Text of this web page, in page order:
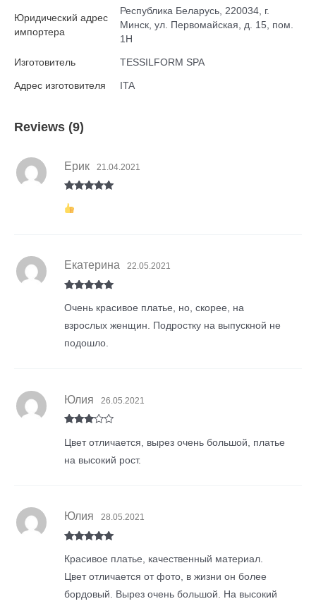
Юридический адрес
импортера
Республика Беларусь, 220034, г.
Минск, ул. Первомайская, д. 15, пом.
1Н
Изготовитель TESSILFORM SPA
Адрес изготовителя ITA
Reviews (9)
of 5
Ерик 21.04.2021
of 5
Екатерина 22.05.2021
Очень красивое платье, но, скорее, на
взрослых женщин. Подростку на выпускной не
подошло.
out of
Юлия 26.05.2021
Цвет отличается, вырез очень большой, платье
на высокий рост.
of 5
Юлия 28.05.2021
Красивое платье, качественный материал.
Цвет отличается от фото, в жизни он более
бордовый. Вырез очень большой. На высокий